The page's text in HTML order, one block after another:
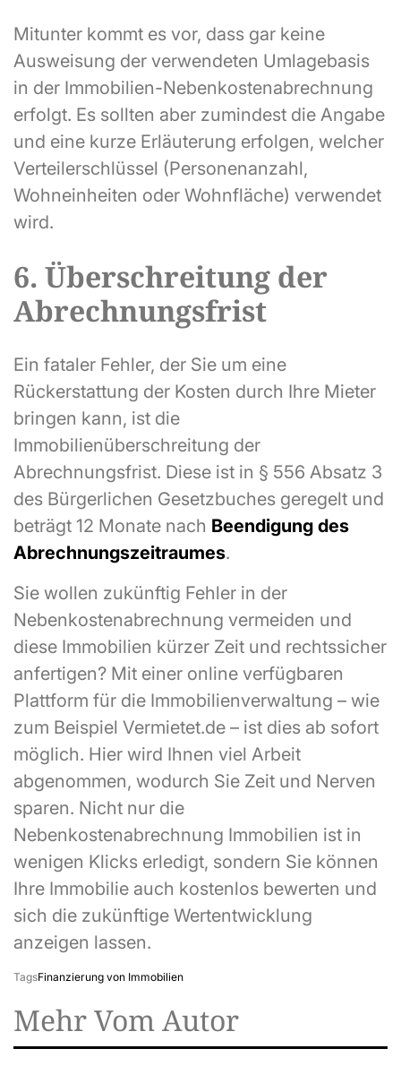
Mitunter kommt es vor, dass gar keine
Ausweisung der verwendeten Umlagebasis
in der Immobilien-Nebenkostenabrechnung
erfolgt. Es sollten aber zumindest die Angabe
und eine kurze Erläuterung erfolgen, welcher
Verteilerschlüssel (Personenanzahl,
Wohneinheiten oder Wohnfläche) verwendet
wird.
6. Überschreitung der
Abrechnungsfrist
Ein fataler Fehler, der Sie um eine
Rückerstattung der Kosten durch Ihre Mieter
bringen kann, ist die
Immobilienüberschreitung der
Abrechnungsfrist. Diese ist in § 556 Absatz 3
des Bürgerlichen Gesetzbuches geregelt und
beträgt 12 Monate nach Beendigung des
Abrechnungszeitraumes.
Sie wollen zukünftig Fehler in der
Nebenkostenabrechnung vermeiden und
diese Immobilien kürzer Zeit und rechtssicher
anfertigen? Mit einer online verfügbaren
Plattform für die Immobilienverwaltung – wie
zum Beispiel Vermietet.de – ist dies ab sofort
möglich. Hier wird Ihnen viel Arbeit
abgenommen, wodurch Sie Zeit und Nerven
sparen. Nicht nur die
Nebenkostenabrechnung Immobilien ist in
wenigen Klicks erledigt, sondern Sie können
Ihre Immobilie auch kostenlos bewerten und
sich die zukünftige Wertentwicklung
anzeigen lassen.
TagsFinanzierung von Immobilien
Mehr Vom Autor